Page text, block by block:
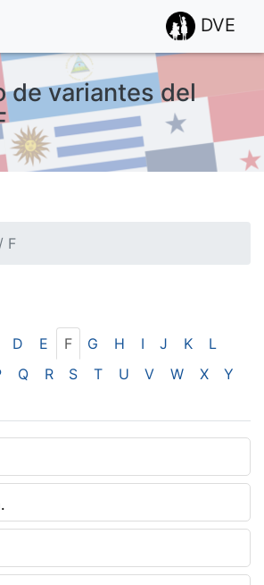
DVE
de variantes del
/ F
estadísticas de las visitas.
D E F G H I J K
L
Q R S T U V W X
Y